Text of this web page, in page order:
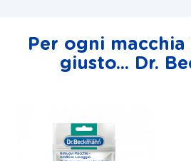
Per ogni
giusto... Dr.